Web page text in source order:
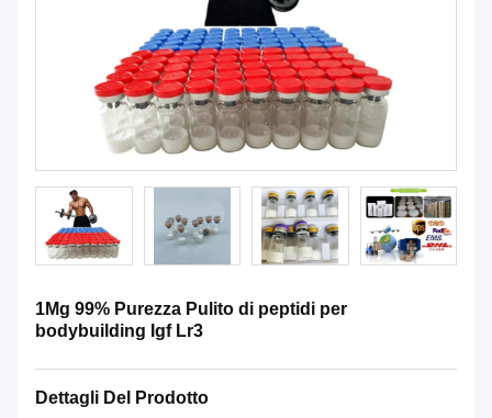
1Mg 99% Purezza Pulito di peptidi per
bodybuilding Igf Lr3
Dettagli Del Prodotto